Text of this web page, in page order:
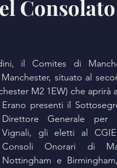
il Comites di
situato al
M2 1EW) che aprirà
Erano presenti il
Direttore Generale per
Vignali, gli eletti al
Consoli Onorari di
Nottingham e